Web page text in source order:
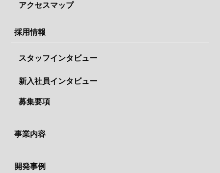
アクセスマップ
採用情報
スタッフインタビュー
新入社員インタビュー
募集要項
事業内容
開発事例